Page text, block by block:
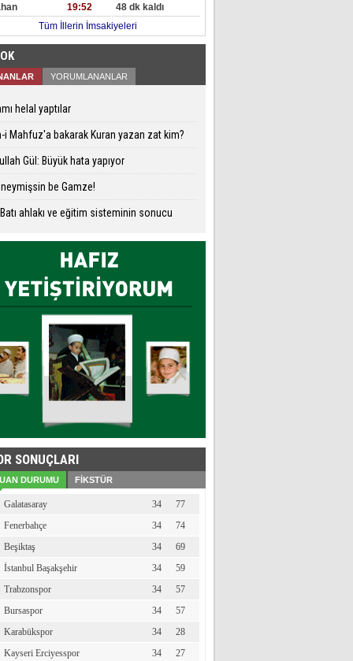
19:52
48 dk kaldı
Tüm İllerin İmsakiyeleri
YORUMLANANLAR
helal yaptılar
i Mahfuz'a bakarak Kuran yazan zat kim?
Gül: Büyük hata yapıyor
be Gamze!
ahlakı ve eğitim sisteminin sonucu
SONUÇLARI
DURUMU FİKSTÜR
Galatasaray 34 77
Fenerbahçe 34 74
Beşiktaş 34 69
İstanbul Başakşehir 34 59
Trabzonspor 34 57
Bursaspor 34 57
Karabükspor 34 28
Kayseri Erciyesspor 34 27